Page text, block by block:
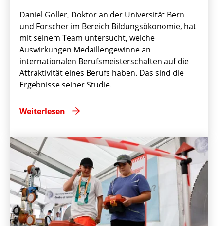
Daniel Goller, Doktor an der Universität Bern
und Forscher im Bereich Bildungsökonomie, hat
mit seinem Team untersucht, welche
Auswirkungen Medaillengewinne an
internationalen Berufsmeisterschaften auf die
Attraktivität eines Berufs haben. Das sind die
Ergebnisse seiner Studie.
Weiterlesen